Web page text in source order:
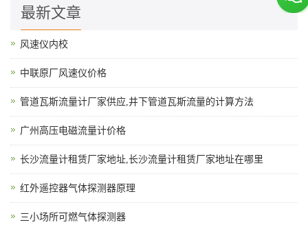
最新文章
风速仪内校
中联原厂风速仪价格
管道瓦斯流量计厂家供应,井下管道瓦斯流量的计算方法
广州高压电磁流量计价格
长沙流量计租赁厂家地址,长沙流量计租赁厂家地址在哪里
红外遥控器气体探测器原理
三小场所可燃气体探测器